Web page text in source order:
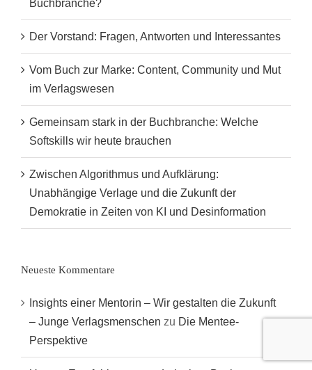
Buchbranche?
Der Vorstand: Fragen, Antworten und Interessantes
Vom Buch zur Marke: Content, Community und Mut
im Verlagswesen
Gemeinsam stark in der Buchbranche: Welche
Softskills wir heute brauchen
Zwischen Algorithmus und Aufklärung:
Unabhängige Verlage und die Zukunft der
Demokratie in Zeiten von KI und Desinformation
Neueste Kommentare
Insights einer Mentorin – Wir gestalten die Zukunft
– Junge Verlagsmenschen zu Die Mentee-
Perspektive